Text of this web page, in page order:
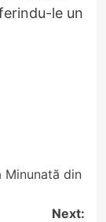
le un
Minunată din
Next: